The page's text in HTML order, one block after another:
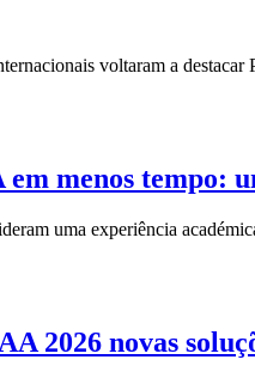
voltaram a
menos tempo:
uma experiência
2026 novas